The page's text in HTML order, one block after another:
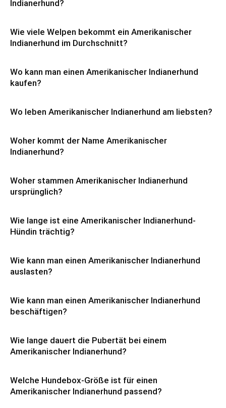
Indianerhund?
Wie viele Welpen bekommt ein Amerikanischer
Indianerhund im Durchschnitt?
Wo kann man einen Amerikanischer Indianerhund
kaufen?
Wo leben Amerikanischer Indianerhund am liebsten?
Woher kommt der Name Amerikanischer
Indianerhund?
Woher stammen Amerikanischer Indianerhund
ursprünglich?
Wie lange ist eine Amerikanischer Indianerhund-
Hündin trächtig?
Wie kann man einen Amerikanischer Indianerhund
auslasten?
Wie kann man einen Amerikanischer Indianerhund
beschäftigen?
Wie lange dauert die Pubertät bei einem
Amerikanischer Indianerhund?
Welche Hundebox-Größe ist für einen
Amerikanischer Indianerhund passend?